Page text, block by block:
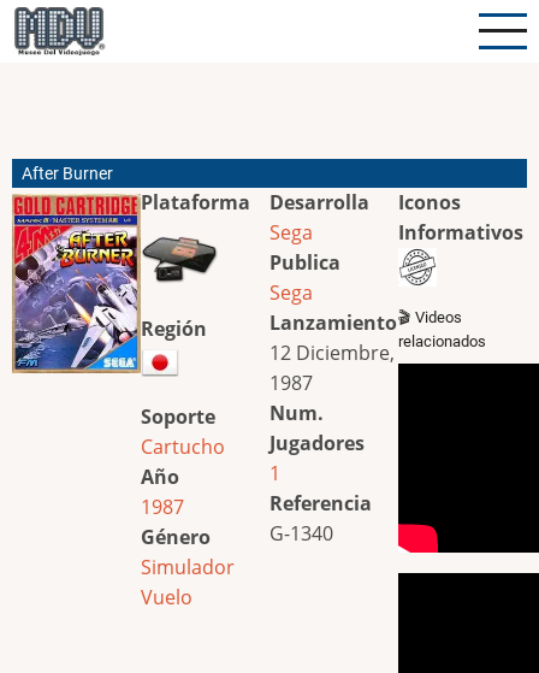
Pasar
al
After Burner
Plataforma
Región
Soporte
Cartucho
Año
1987
Género
Simulador
Vuelo
Desarrolla
Sega
Publica
Sega
Lanzamiento
12 Diciembre,
1987
Num.
Jugadores
1
Referencia
G-1340
Iconos
Informativos
🎬 Videos
relacionados